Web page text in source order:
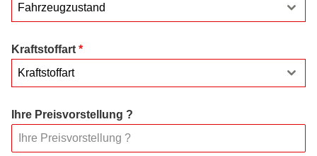
Fahrzeugzustand
Kraftstoffart *
Kraftstoffart
Ihre Preisvorstellung ?